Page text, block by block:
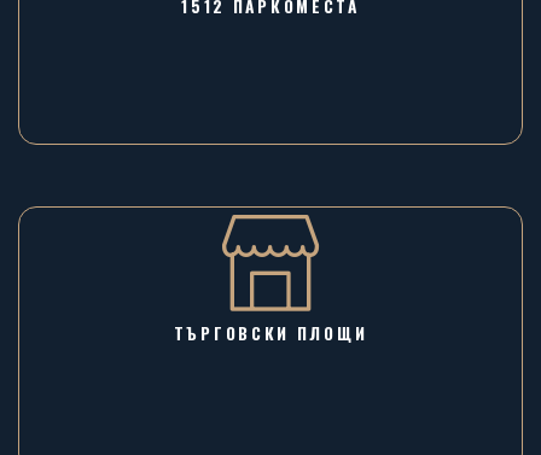
1512 ПАРКОМЕСТА
ТЪРГОВСКИ ПЛОЩИ